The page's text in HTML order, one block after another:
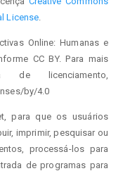
License
Online: Humanas e
CC BY. Para mais
licenciamento,
by/4.0
para que os usuários
imprimir, pesquisar ou
processá-los para
de programas para